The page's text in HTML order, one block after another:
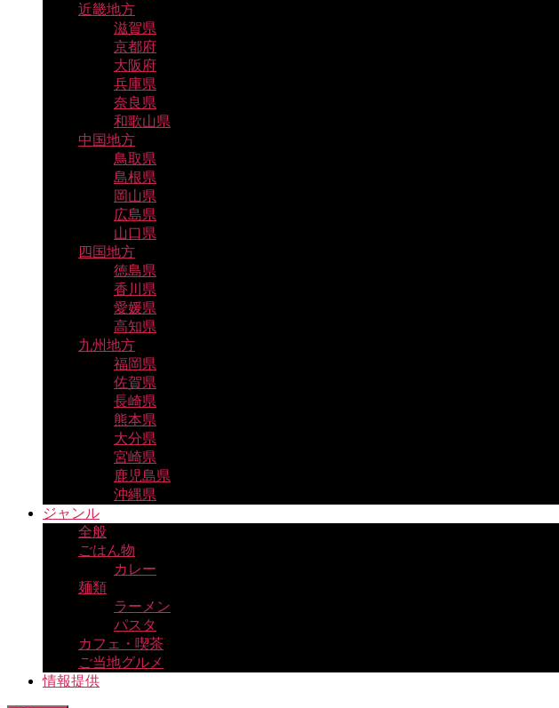
近畿地方
滋賀県
京都府
大阪府
兵庫県
奈良県
和歌山県
中国地方
鳥取県
島根県
岡山県
広島県
山口県
四国地方
徳島県
香川県
愛媛県
高知県
九州地方
福岡県
佐賀県
長崎県
熊本県
大分県
宮崎県
鹿児島県
沖縄県
ジャンル
全般
ごはん物
カレー
麺類
ラーメン
パスタ
カフェ・喫茶
ご当地グルメ
情報提供